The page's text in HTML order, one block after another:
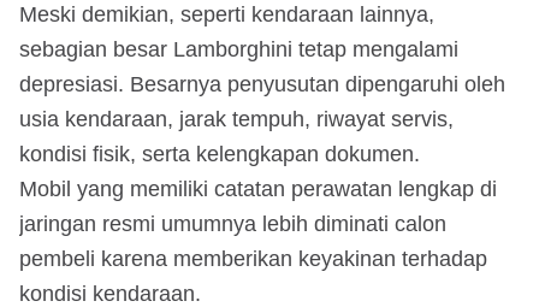
Meski demikian, seperti kendaraan lainnya,
sebagian besar Lamborghini tetap mengalami
depresiasi. Besarnya penyusutan dipengaruhi oleh
usia kendaraan, jarak tempuh, riwayat servis,
kondisi fisik, serta kelengkapan dokumen.
Mobil yang memiliki catatan perawatan lengkap di
jaringan resmi umumnya lebih diminati calon
pembeli karena memberikan keyakinan terhadap
kondisi kendaraan.